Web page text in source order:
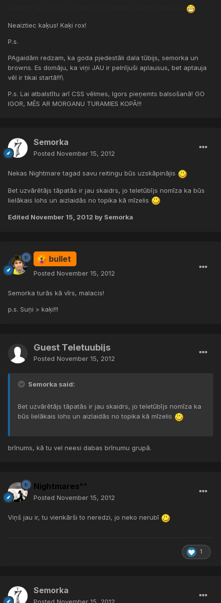
Neaiztiec kaķus! Kaķi rox!
P.s.
PAgaidām redzam, ka goda pjedestāli dala tūbijs, semorka un
browns. Es domāju, ka viņi JAU ir pelnījuši aplausus, bet aptauja
vēl ir tikai startā!!!\
P.s. Lai atbalstītu arī CSS vēlmes, Igors pieņemts balsošanā! GO
IGOR, MĒS AR MORGANU TURAMIES KOPĀ!!!
Semorka
Posted November 15, 2012
Nekas Nightmare tagad savu reitingu būs uzskāpinājis
Bet uzvārētājs tāpatās ir jau skaidrs, jo teletūbījs nomīza ka būs
lielākais lohs un aizlaidās no topika kā mīzelis
Edited November 15, 2012 by Semorka
bullet
Posted November 15, 2012
Semorka turās kā vīrs, malacis!
p.s. Suņi > kaķi!!!
Guest Teletuubijs
Posted November 15, 2012
Semorka said:
Bet uzvārētājs tāpatās ir jau skaidrs, jo teletūbījs nomīza ka
būs lielākais lohs un aizlaidās no topika kā mīzelis
brīnums, kā tu vel neesi dabas brīnumu grupā.
Nightmares^^
Posted November 15, 2012
Viņš jau ir, tu vienkārši to neredzi, jo neko nerubī
1
Semorka